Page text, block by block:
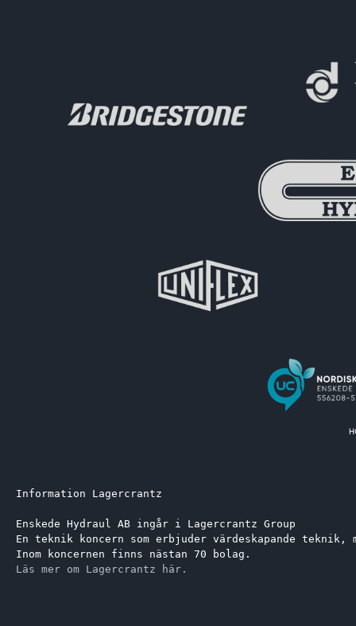
Information Lagercrantz
Enskede Hydraul AB ingår i Lagercrantz Group
En teknik koncern som erbjuder värdeskapande
Inom koncernen finns nästan 70 bolag.
Läs mer om Lagercrantz här.